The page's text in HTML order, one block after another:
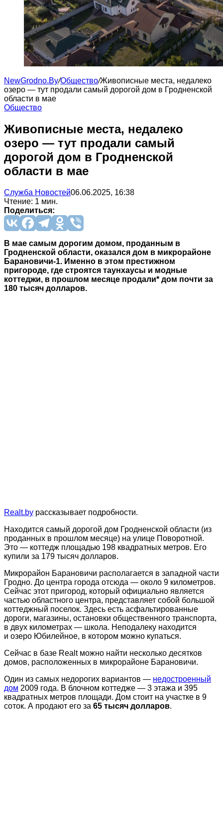
NewGrodno.By/Общество/Живописные места, недалеко
озеро — тут продали самый дорогой дом в Гродненской
области в мае
Общество
Живописные места, недалеко
озеро — тут продали самый
дорогой дом в Гродненской
области в мае
Служба Новостей06.06.2025, 16:38
Чтение: 1 мин.
Поделиться:
В мае самым дорогим домом, проданным в
Гродненской области, оказался дом в микрорайоне
Барановичи-1. Именно в этом престижном
пригороде, где строятся таунхаусы и модные
коттеджи, в прошлом месяце продали* дом почти за
180 тысяч долларов.
Realt.by рассказывает подробности.
Находится самый дорогой дом Гродненской области (из
проданных в прошлом месяце) на улице Поворотной.
Это — коттедж площадью 198 квадратных метров. Его
купили за 179 тысяч долларов.
Микрорайон Барановичи располагается в западной части
Гродно. До центра города отсюда — около 9 километров.
Сейчас этот пригород, который официально является
частью областного центра, представляет собой большой
коттеджный поселок. Здесь есть асфальтированные
дороги, магазины, остановки общественного транспорта,
в двух километрах — школа. Неподалеку находится
и озеро Юбилейное, в котором можно купаться.
Сейчас в базе Realt можно найти несколько десятков
домов, расположенных в микрорайоне Барановичи.
Один из самых недорогих вариантов — недостроенный
дом 2009 года. В блочном коттедже — 3 этажа и 395
квадратных метров площади. Дом стоит на участке в 9
соток. А продают его за 65 тысяч долларов.